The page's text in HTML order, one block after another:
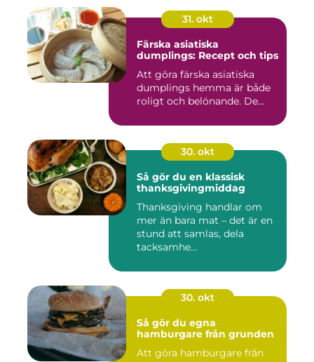
31. okt
Färska asiatiska
dumplings: Recept och tips
Att göra färska asiatiska
dumplings hemma är både
roligt och belönande. De...
30. okt
Så gör du en klassisk
thanksgivingmiddag
Thanksgiving handlar om
mer än bara mat – det är en
stund att samlas, dela
tacksamhe...
30. okt
Så gör du egna
hamburgare från grunden
Att göra hamburgare från